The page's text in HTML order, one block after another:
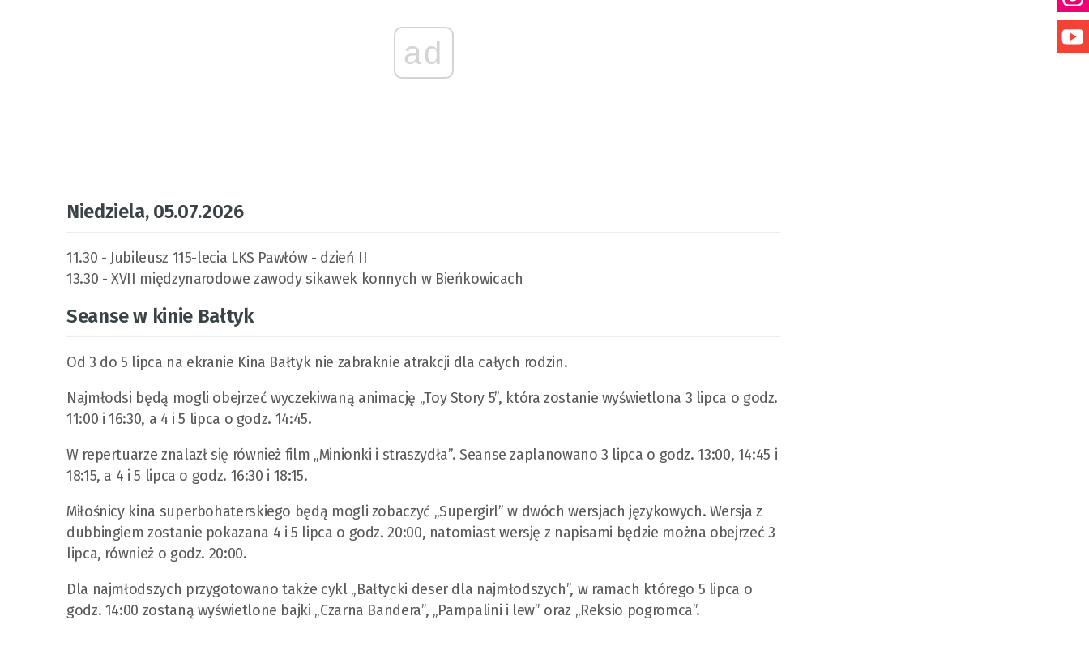
ad
Niedziela, 05.07.2026
11.30 - Jubileusz 115-lecia LKS Pawłów - dzień II
13.30 - XVII międzynarodowe zawody sikawek konnych w Bieńkowicach
Seanse w kinie Bałtyk
Od 3 do 5 lipca na ekranie Kina Bałtyk nie zabraknie atrakcji dla całych rodzin.
Najmłodsi będą mogli obejrzeć wyczekiwaną animację „Toy Story 5”, która zostanie wyświetlona 3 lipca o godz.
11:00 i 16:30, a 4 i 5 lipca o godz. 14:45.
W repertuarze znalazł się również film „Minionki i straszydła”. Seanse zaplanowano 3 lipca o godz. 13:00, 14:45 i
18:15, a 4 i 5 lipca o godz. 16:30 i 18:15.
Miłośnicy kina superbohaterskiego będą mogli zobaczyć „Supergirl” w dwóch wersjach językowych. Wersja z
dubbingiem zostanie pokazana 4 i 5 lipca o godz. 20:00, natomiast wersję z napisami będzie można obejrzeć 3
lipca, również o godz. 20:00.
Dla najmłodszych przygotowano także cykl „Bałtycki deser dla najmłodszych”, w ramach którego 5 lipca o
godz. 14:00 zostaną wyświetlone bajki „Czarna Bandera”, „Pampalini i lew” oraz „Reksio pogromca”.